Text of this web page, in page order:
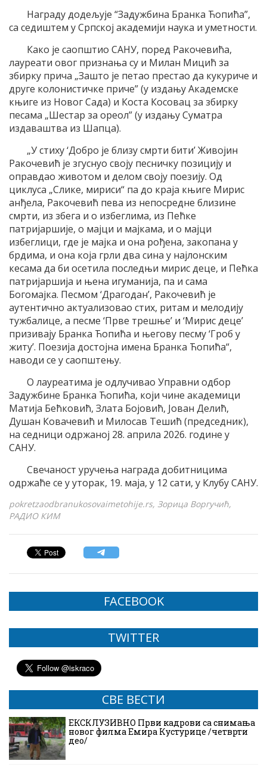
Награду додељује “Задужбина Бранка Ћопића”,
са седиштем у Српској академији наука и уметности.
Како је саопштио САНУ, поред Ракочевића,
лауреати овог признања су и Милан Мицић за
збирку прича „Зашто је петао престао да кукуриче и
друге колонистичке приче” (у издању Академске
књиге из Новог Сада) и Коста Косовац за збирку
песама „Шестар за ореол” (у издању Суматра
издаваштва из Шапца).
„У стиху ‘Добро је близу смрти бити’ Живојин
Ракочевић је згуснуо своју песничку позицију и
оправдао животом и делом своју поезију. Од
циклуса „Слике, мириси“ па до краја књиге Мирис
анђела, Ракочевић пева из непосредне близине
смрти, из збега и о избеглима, из Пећке
патријаршије, о мајци и мајкама, и о мајци
избеглици, где је мајка и она рођена, закопана у
брдима, и она која грли два сина у најлонским
кесама да би осетила последњи мирис деце, и Пећка
патријаршија и њена игуманија, па и сама
Богомајка. Песмом ‘Драгодан’, Ракочевић је
аутентично актуализовао стих, ритам и мелодију
тужбалице, а песме ‘Прве трешње’ и ‘Мирис деце’
призивају Бранка Ћопића и његову песму ‘Гроб у
житу’. Поезија достојна имена Бранка Ћопића“,
наводи се у саопштењу.
О лауреатима је одлучивао Управни одбор
Задужбине Бранка Ћопића, који чине академици
Матија Бећковић, Злата Бојовић, Јован Делић,
Душан Ковачевић и Милосав Тешић (председник),
на седници одржаној 28. априла 2026. године у
САНУ.
Свечаност уручења награда добитницима
одржаће се у уторак, 19. маја, у 12 сати, у Клубу САНУ.
pokretzaodbranukosovaimetohije.rs, Зорица Воргучић,
РАДИО КИМ
FACEBOOK
TWITTER
СВЕ ВЕСТИ
ЕКСКЛУЗИВНО Први кадрови са снимања
новог филма Емира Кустурице /четврти
део/